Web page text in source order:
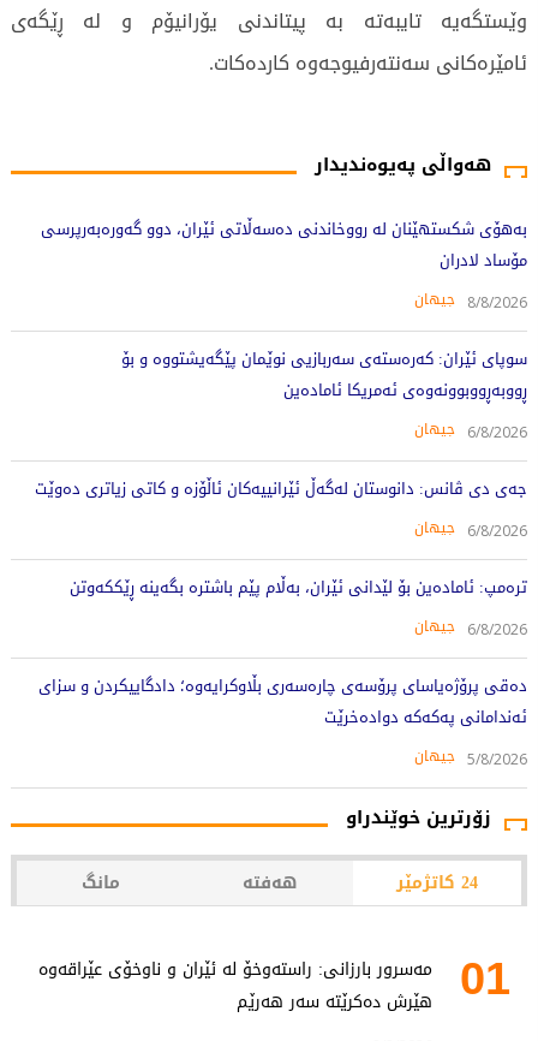
هەواڵی پەیوەندیدار
بەهۆی شکستهێنان لە رووخاندنی دەسەڵاتی ئێران، دوو گەورەبەرپرسی
مۆساد لادران
8/8/2026 جیهان
سوپای ئێران: کەرەستەی سەربازیی نوێمان پێگەیشتووە و بۆ
ڕووبەڕووبوونەوەی ئەمریکا ئامادەین
6/8/2026 جیهان
جەی دی ڤانس: دانوستان لەگەڵ ئێرانییەکان ئاڵۆزە و کاتی زیاتری دەوێت
6/8/2026 جیهان
ترەمپ: ئامادەین بۆ لێدانی ئێران، بەڵام پێم باشترە بگەینە ڕێککەوتن
6/8/2026 جیهان
دەقی پرۆژەیاسای پرۆسەی چارەسەری بڵاوکرایەوە؛ دادگاییکردن و سزای
ئەندامانی پەکەکە دوادەخرێت
5/8/2026 جیهان
وێستگەیە تایبەتە بە پیتاندنی یۆرانیۆم و لە ڕێگەی
ئامێرەکانی سەنتەرفیوجەوە کاردەکات.
زۆرترین خوێندراو
24 کاتژمێر هەفتە مانگ
01
مەسرور بارزانی: راستەوخۆ لە ئێران و ناوخۆی عێراقەوە
هێرش دەکرێتە سەر هەرێم